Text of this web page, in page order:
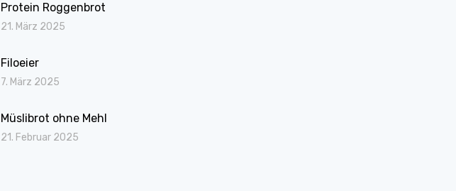
Protein Roggenbrot
21. März 2025
Filoeier
7. März 2025
Müslibrot ohne Mehl
21. Februar 2025